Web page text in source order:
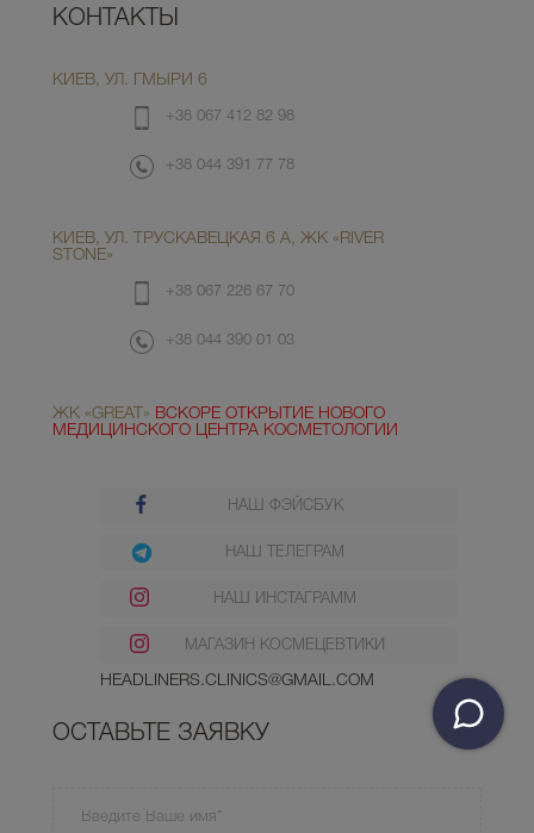
КОНТАКТЫ
КИЕВ, УЛ. ГМЫРИ 6
+38 067 412 82 98
+38 044 391 77 78
КИЕВ, УЛ. ТРУСКАВЕЦКАЯ 6 А, ЖК «RIVER
STONE»
+38 067 226 67 70
+38 044 390 01 03
ЖК «GREAT» ВСКОРЕ ОТКРЫТИЕ НОВОГО
МЕДИЦИНСКОГО ЦЕНТРА КОСМЕТОЛОГИИ
НАШ ФЭЙСБУК
НАШ ТЕЛЕГРАМ
НАШ ИНСТАГРАММ
МАГАЗИН КОСМЕЦЕВТИКИ
HEADLINERS.CLINICS@GMAIL.COM
ОСТАВЬТЕ ЗАЯВКУ